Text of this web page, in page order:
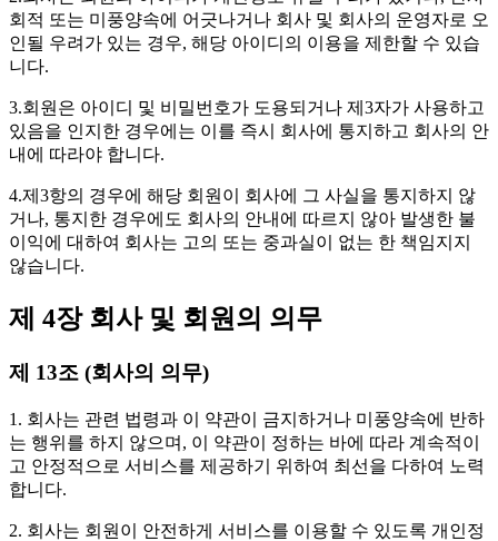
회적 또는 미풍양속에 어긋나거나 회사 및 회사의 운영자로 오
인될 우려가 있는 경우, 해당 아이디의 이용을 제한할 수 있습
니다.
3.회원은 아이디 및 비밀번호가 도용되거나 제3자가 사용하고
있음을 인지한 경우에는 이를 즉시 회사에 통지하고 회사의 안
내에 따라야 합니다.
4.제3항의 경우에 해당 회원이 회사에 그 사실을 통지하지 않
거나, 통지한 경우에도 회사의 안내에 따르지 않아 발생한 불
이익에 대하여 회사는 고의 또는 중과실이 없는 한 책임지지
않습니다.
제 4장 회사 및 회원의 의무
제 13조 (회사의 의무)
1. 회사는 관련 법령과 이 약관이 금지하거나 미풍양속에 반하
는 행위를 하지 않으며, 이 약관이 정하는 바에 따라 계속적이
고 안정적으로 서비스를 제공하기 위하여 최선을 다하여 노력
합니다.
2. 회사는 회원이 안전하게 서비스를 이용할 수 있도록 개인정